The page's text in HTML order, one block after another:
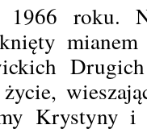
1966 roku.
Krystyny i